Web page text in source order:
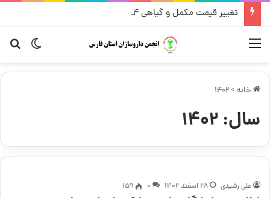
تغییر قیمت مکمل و گیاهی ۱۴ مرداد
تغییر
خانه >
1402
سال:۱۴۰۲
علی رشیدی ۲۸ اسفند ۱۴۰۲ ۰ 159